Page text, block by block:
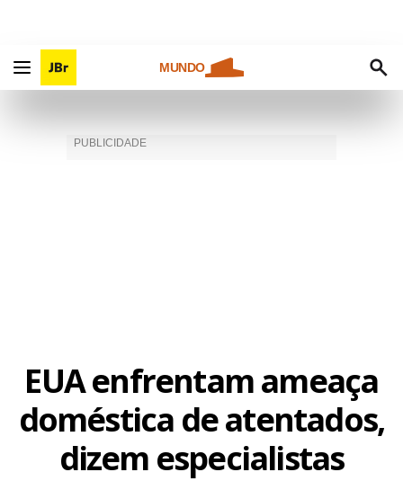
MUNDO
EUA enfrentam ameaça
doméstica de atentados,
dizem especialistas